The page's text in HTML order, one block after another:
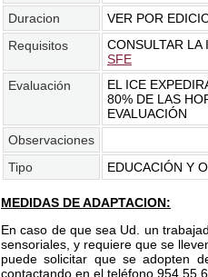
Duracion
VER POR
Requisitos
CONSULTAR LA
SFE
Evaluación
EL ICE
80% DE LAS
EVALUACIÓN
Observaciones
Tipo
EDUCACIÓN Y
MEDIDAS DE ADAPTACION:
En caso de que sea Ud. un
sensoriales, y requiere que se
puede solicitar que se adopten
contactando en el teléfono 954 55